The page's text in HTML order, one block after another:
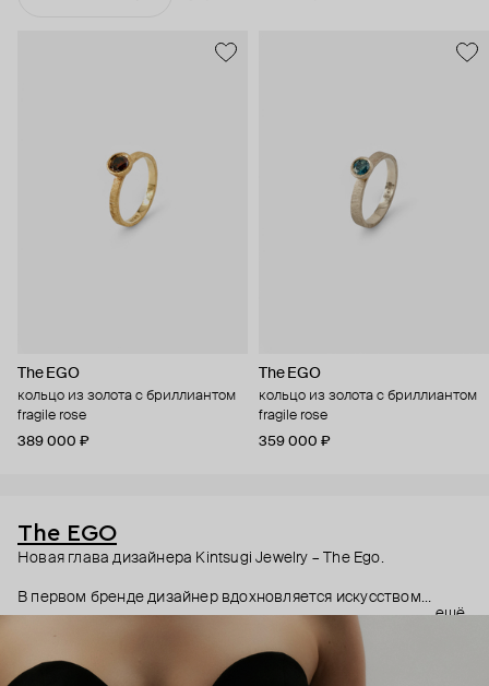
The EGO
кольцо из золота с бриллиантом
fragile rose
389 000 ₽
The EGO
кольцо из золота с бриллиантом
fragile rose
359 000 ₽
The EGO
Новая глава дизайнера Kintsugi Jewelry – The Ego.
В первом бренде дизайнер вдохновляется искусством
кинцуги – японской техникой реставрации поврежденных
предметов с помощью золота, намеренно подчеркивающая
трещины и другие изъяны. Второй бренд продолжает те же
традиции: золото и серебро здесь с шероховатой фактурой,
ещё